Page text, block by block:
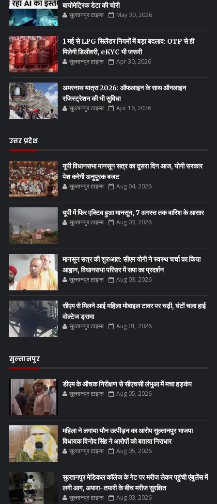
बायोमेट्रिक डेटा की चोरी
सुल्तानपुर टाइम्स May 30, 2026
1 मई से LPG सिलेंडर नियमों में बड़ा बदलाव: OTP से ही
मिलेगी डिलीवरी, eKYC भी जरूरी
सुल्तानपुर टाइम्स Apr 30, 2026
अमरनाथ यात्रा 2026: ऑफलाइन के साथ ऑनलाइन
रजिस्ट्रेशन की भी सुविधा
सुल्तानपुर टाइम्स Apr 16, 2026
उत्तर प्रदेश
यूपी विधानसभा मानसून सत्र का दूसरा दिन आज, योगी सरकार
पेश करेगी अनुपूरक बजट
सुल्तानपुर टाइम्स Aug 04, 2026
यूपी में फिर एक्टिव हुआ मानसून, 7 अगस्त तक बारिश के आसार
सुल्तानपुर टाइम्स Aug 03, 2026
मानसून सत्र की शुरुआत: सीएम योगी ने स्वस्थ चर्चा का किया
आह्वान, विधानसभा परिसर में सपा का प्रदर्शन
सुल्तानपुर टाइम्स Aug 03, 2026
सीएम से मिलने आई महिला मोबाइल टावर पर चढ़ी, घंटों चला हाई
वोल्टेज ड्रामा
सुल्तानपुर टाइम्स Aug 01, 2026
सुल्तानपुर
डीएम के औचक निरीक्षण से सीएचसी लंभुआ में मचा हड़कंप
सुल्तानपुर टाइम्स Aug 05, 2026
महिला ने लगाया यौन उत्पीड़न का आरोप सुल्तानपुर भाजपा
विधायक विनोद सिंह ने आरोपों को बताया निराधार
सुल्तानपुर टाइम्स Aug 05, 2026
सुल्तानपुर मेडिकल कॉलेज के गेट पर मरीज लेकर पहुंची एंबुलेंस में
लगी आग, अफरा-तफरी के बीच मरीज सुरक्षित
सुल्तानपुर टाइम्स Aug 03, 2026